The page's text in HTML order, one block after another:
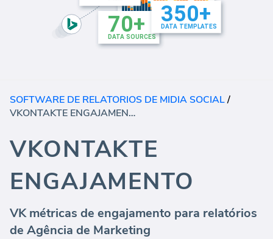
SOFTWARE DE RELATORIOS DE MIDIA SOCIAL/
VKONTAKTE ENGAJAMENTO
VKONTAKTE
ENGAJAMENTO
VK métricas de engajamento para relatórios
de Agência de Marketing